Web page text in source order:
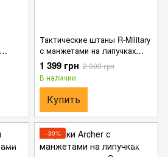
Тактические штаны R-Military
с манжетами на липучках
пиксель размер XS
1 399 грн 2 000 грн
В наличии
Купить
−30%